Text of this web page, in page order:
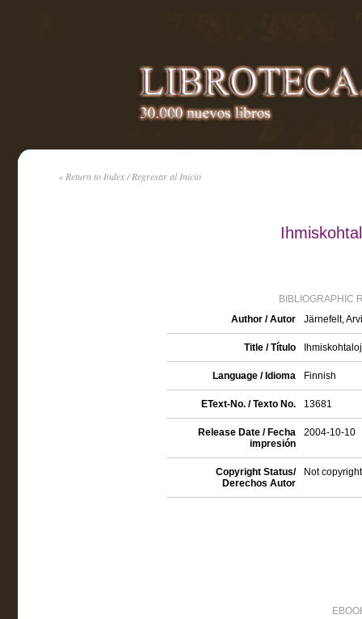
« Return to Index / Regresar al Inicio
BIBLIOGRAPHIC
Author / Autor
Järnefelt,
Title / Título
Language / Idioma Finnish
EText-No. / Texto No. 13681
Release Date / Fecha
impresión
2004-10-10
Copyright Status/
Derechos Autor
Not